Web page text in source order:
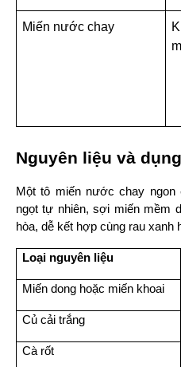
Miến nước chay
Nguyên liệu và
Một tô miến nước chay
ngọt tự nhiên, sợi miến mềm
hòa, dễ kết hợp cùng rau xanh
Loại nguyên liệu
Miến dong hoặc miến khoai
Củ cải trắng
Cà rốt